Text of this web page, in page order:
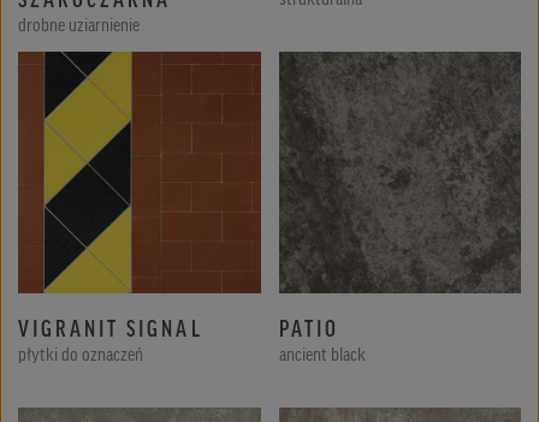
drobne uziarnienie
VIGRANIT SIGNAL
płytki do oznaczeń
PATIO
ancient black